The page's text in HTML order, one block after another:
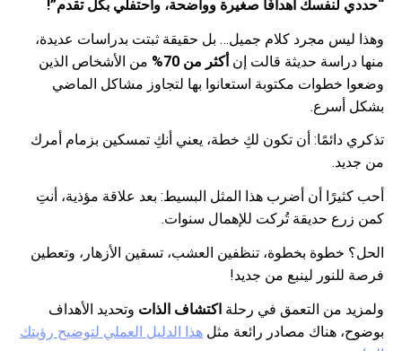
“حددي لنفسك أهدافًا صغيرة وواضحة، واحتفلي بكل تقدم”!
وهذا ليس مجرد كلام جميل… بل حقيقة ثبتت بدراسات عديدة،
منها دراسة حديثة قالت إن أكثر من 70%
من الأشخاص الذين
وضعوا خطوات مكتوبة استعانوا بها لتجاوز مشاكل الماضي
بشكل أسرع.
تذكري دائمًا: أن تكون لكِ خطة، يعني أنكِ تمسكين بزمام أمرك
من جديد.
أحب كثيرًا أن أضرب هذا المثل البسيط: بعد علاقة مؤذية، أنتِ
كمن زرع حديقة تُركت للإهمال سنوات.
الحل؟ خطوة بخطوة، تنظفين العشب، تسقين الأزهار، وتعطين
فرصة للنور لينبع من جديد!
ولمزيد من التعمق في رحلة اكتشاف الذات وتحديد الأهداف
بوضوح، هناك مصادر رائعة مثل هذا الدليل العملي لتوضيح رؤيتك